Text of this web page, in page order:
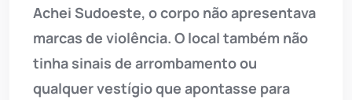
Achei Sudoeste, o corpo não apresentava
marcas de violência. O local também não
tinha sinais de arrombamento ou
qualquer vestígio que apontasse para